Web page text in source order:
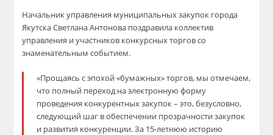
Начальник управления муниципальных закупок города
Якутска Светлана Антонова поздравила коллектив
управления и участников конкурсных торгов со
знаменательным событием.
«Прощаясь с эпохой «бумажных» торгов, мы отмечаем,
что полный переход на электронную форму
проведения конкурентных закупок– это, безусловно,
следующий шаг в обеспечении прозрачностизакупок
и развития конкуренции.За 15-летнюю историю